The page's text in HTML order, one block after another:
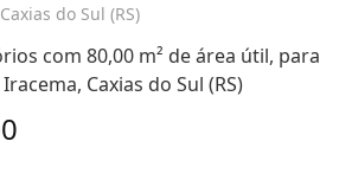
do Sul (RS)
com 80,00 m² de área útil, para
Caxias do Sul (RS)